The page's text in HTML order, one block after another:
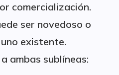
comercialización.
ser novedoso o
existente.
ambas sublíneas: